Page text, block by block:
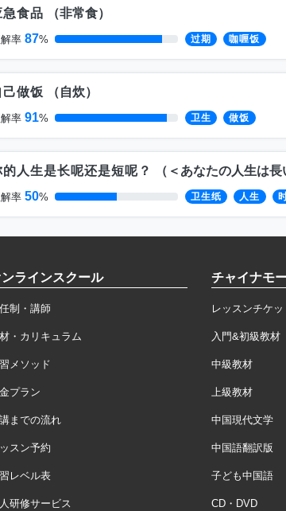
急食品 （非常食）
率 87% 过期 咖喱饭
己做饭 （自炊）
率 91% 卫生 做饭
的人生是长呢还是短呢？ （ ＜あなたの人生は
率 50% 卫生纸 人生
ンラインスクール
制・講師
・カリキュラム
メソッド
プラン
までの流れ
スン予約
レベル表
研修サービス
チャイナモ
レッスンチケッ
入門&初級教材
中級教材
上級教材
中国現代文学
中国語翻訳版
子ども中国語
CD・DVD